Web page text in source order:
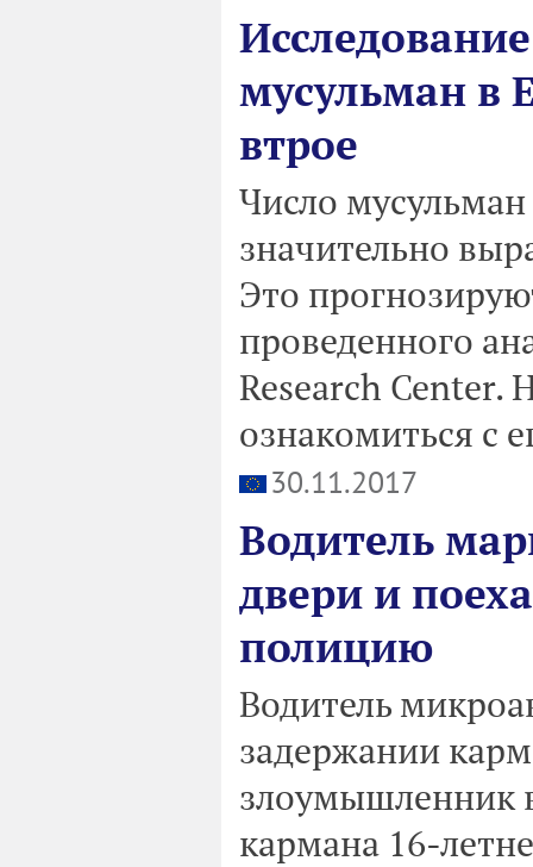
мусульман в
втрое
Число
значительно
Это
проведенного
Research Center.
ознакомиться с
30.11.2017
Водитель
двери и
полицию
Водитель
задержании
злоумышленник
кармана 16-